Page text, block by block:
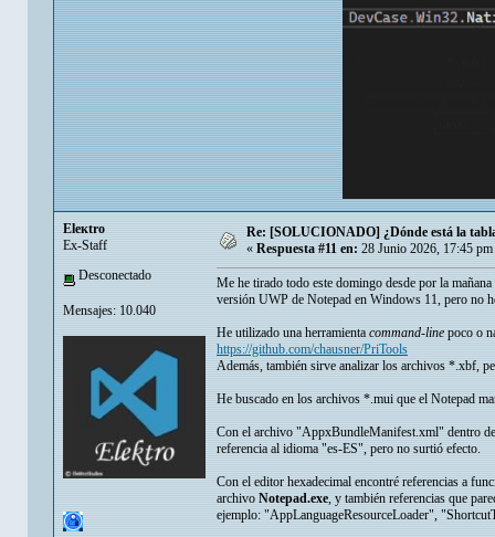
Eleкtro
Ex-Staff
Desconectado
Mensajes: 10.040
Re: [SOLUCIONADO] ¿Dónde está la
« Respuesta #11 en: 28 Junio 2026, 17:45
Me he tirado todo este domingo desde por la
versión UWP de Notepad en Windows 11, pero no
He utilizado una herramientacommand-line poco o
https://github.com/chausner/PriTools
Además, también sirve analizar los archivos *.xbf,
He buscado en los archivos *.mui que el Notepad
Con el archivo "AppxBundleManifest.xml" dentro
referencia al idioma "es-ES", pero no surtió efecto.
Con el editor hexadecimal encontré referencias a
archivo Notepad.exe, y también referencias que
ejemplo: "AppLanguageResourceLoader",